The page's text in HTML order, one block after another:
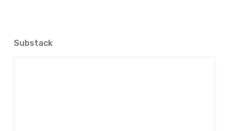
Substack